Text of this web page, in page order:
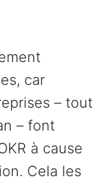
car
– tout
– font
à cause
Cela les